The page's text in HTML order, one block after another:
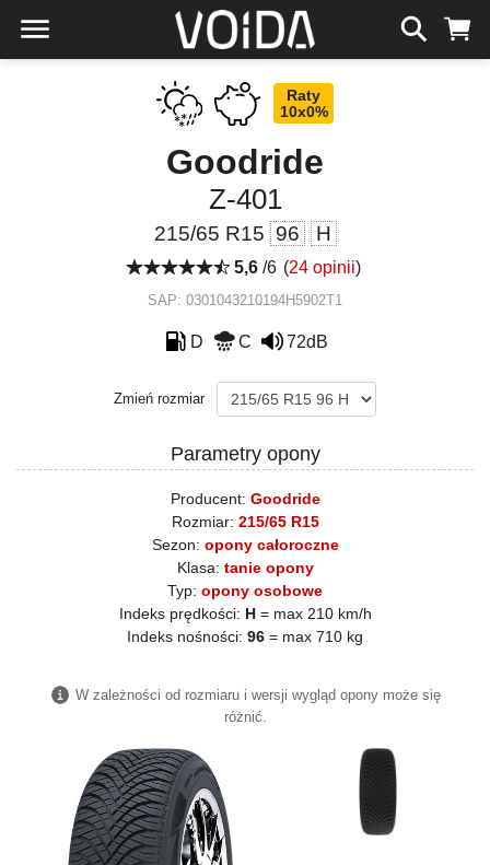
Raty
10x0%
Goodride
Z-401
215/65 R15 96 H
5,6/6 (24 opinii)
SAP: 0301043210194H5902T1
D C 72dB
Zmień rozmiar
Parametry opony
Producent: Goodride
Rozmiar: 215/65 R15
Sezon: opony całoroczne
Klasa: tanie opony
Typ: opony osobowe
Indeks prędkości: H= max 210 km/h
Indeks nośności: 96 = max 710 kg
W zależności od rozmiaru i wersji wygląd opony może się
różnić.